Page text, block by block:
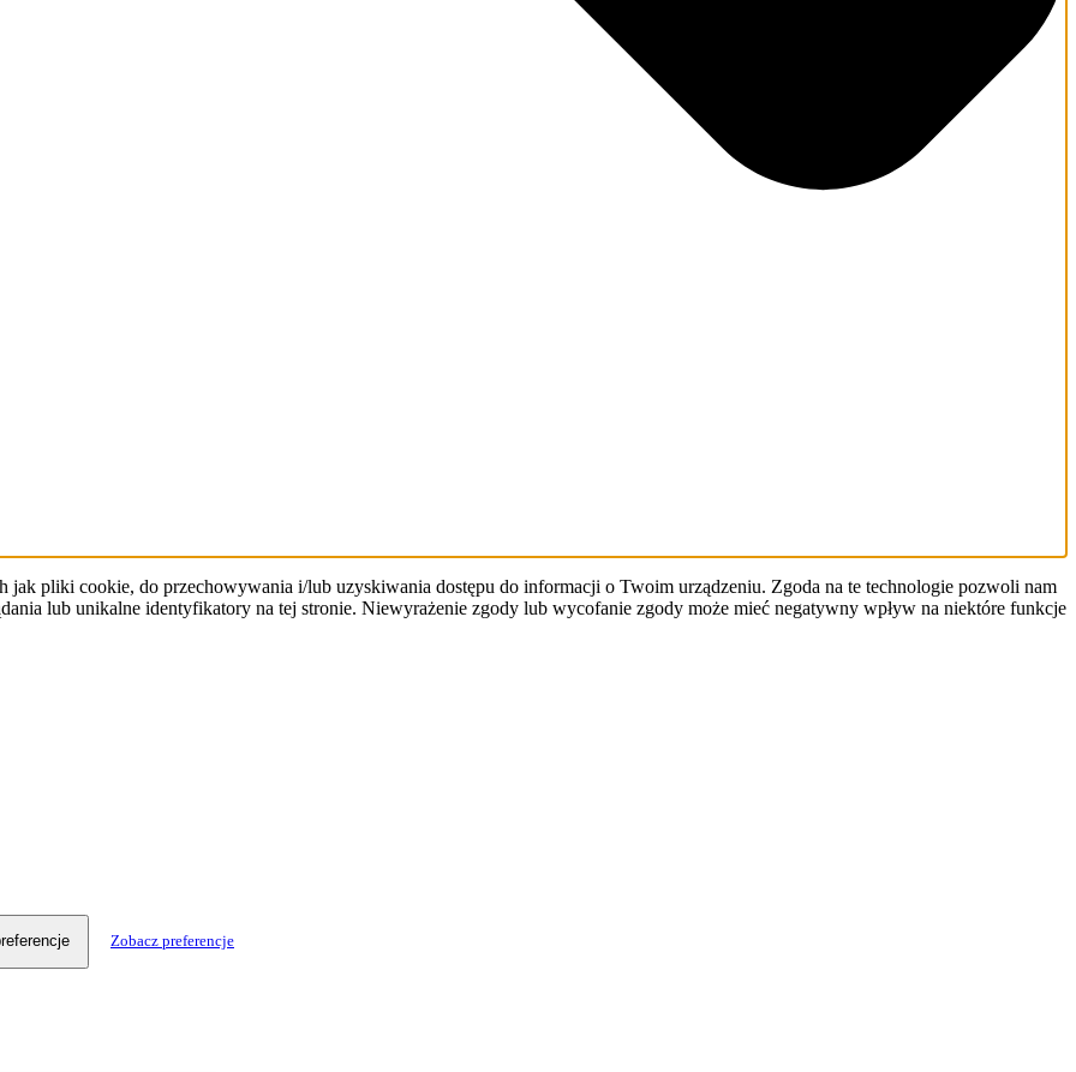
pliki cookie, do przechowywania i/lub uzyskiwania dostępu do informacji o Twoim urządzeniu. Zgoda na te technologie pozwoli nam
lub unikalne identyfikatory na tej stronie. Niewyrażenie zgody lub wycofanie zgody może mieć negatywny wpływ na niektóre funkcje
Zobacz preferencje